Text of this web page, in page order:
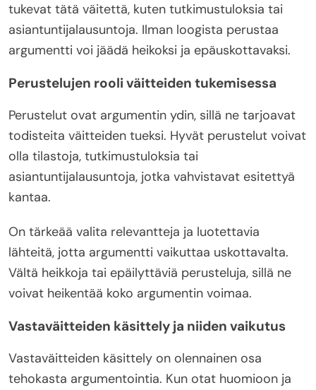
tukevat tätä väitettä, kuten tutkimustuloksia tai
asiantuntijalausuntoja. Ilman loogista perustaa
argumentti voi jäädä heikoksi ja epäuskottavaksi.
Perustelujen rooli väitteiden tukemisessa
Perustelut ovat argumentin ydin, sillä ne tarjoavat
todisteita väitteiden tueksi. Hyvät perustelut voivat
olla tilastoja, tutkimustuloksia tai
asiantuntijalausuntoja, jotka vahvistavat esitettyä
kantaa.
On tärkeää valita relevantteja ja luotettavia
lähteitä, jotta argumentti vaikuttaa uskottavalta.
Vältä heikkoja tai epäilyttäviä perusteluja, sillä ne
voivat heikentää koko argumentin voimaa.
Vastaväitteiden käsittely ja niiden vaikutus
Vastaväitteiden käsittely on olennainen osa
tehokasta argumentointia. Kun otat huomioon ja